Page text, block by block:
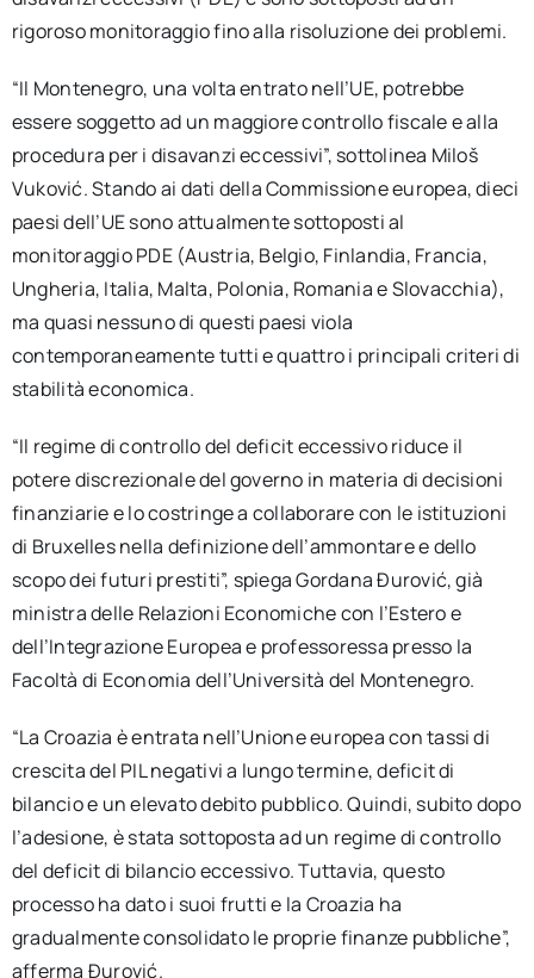
rigoroso monitoraggio fino alla risoluzione dei problemi.
“Il Montenegro, una volta entrato nell’UE, potrebbe
essere soggetto ad un maggiore controllo fiscale e alla
procedura per i disavanzi eccessivi”, sottolinea Miloš
Vuković. Stando ai dati della Commissione europea, dieci
paesi dell’UE sono attualmente sottoposti al
monitoraggio PDE (Austria, Belgio, Finlandia, Francia,
Ungheria, Italia, Malta, Polonia, Romania e Slovacchia),
ma quasi nessuno di questi paesi viola
contemporaneamente tutti e quattro i principali criteri di
stabilità economica.
“Il regime di controllo del deficit eccessivo riduce il
potere discrezionale del governo in materia di decisioni
finanziarie e lo costringe a collaborare con le istituzioni
di Bruxelles nella definizione dell’ammontare e dello
scopo dei futuri prestiti”, spiega Gordana Đurović, già
ministra delle Relazioni Economiche con l’Estero e
dell’Integrazione Europea e professoressa presso la
Facoltà di Economia dell’Università del Montenegro.
“La Croazia è entrata nell’Unione europea con tassi di
crescita del PIL negativi a lungo termine, deficit di
bilancio e un elevato debito pubblico. Quindi, subito dopo
l’adesione, è stata sottoposta ad un regime di controllo
del deficit di bilancio eccessivo. Tuttavia, questo
processo ha dato i suoi frutti e la Croazia ha
gradualmente consolidato le proprie finanze pubbliche”,
afferma Đurović.